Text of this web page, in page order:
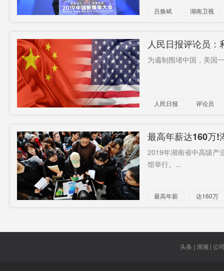
吕焕斌
湖南卫视
人民日报评论员
为遏制围堵中国，美国
人民日报
评论员
最高年薪达160万!
2019年湖南省中高级产
馆举行。...
最高年薪
达160万
头条 | 湖湘 | 公